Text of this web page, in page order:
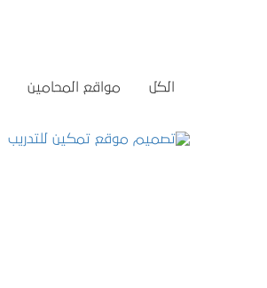
الكل مواقع المحامين